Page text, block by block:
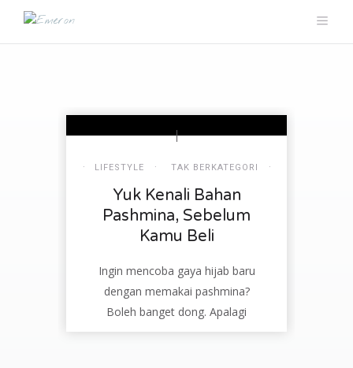
LIFESTYLE TAK BERKATEGORI
Yuk Kenali Bahan
Pashmina, Sebelum
Kamu Beli
Ingin mencoba gaya hijab baru
dengan memakai pashmina?
Boleh banget dong. Apalagi
pashmina masih digandrungi oleh